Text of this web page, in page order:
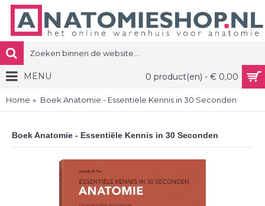
0 product(en) - € 0,00
MENU
Home Boek Anatomie - Essentiële Kennis in 30 Seconden
Boek Anatomie - Essentiële Kennis in 30 Seconden